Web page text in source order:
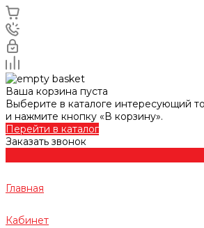
Ваша корзина пуста
Выберите в каталоге интересующий
и нажмите кнопку «В корзину».
Перейти в каталог
Заказать звонок
Главная
Кабинет